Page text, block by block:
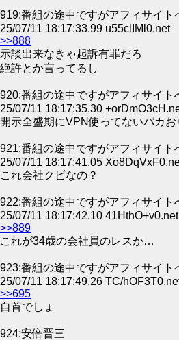
919:番組の途中ですがアフィサイト
25/07/11 18:17:33.99 u55clIMl0.net
>>888
示談出来なきゃ起訴有罪だろ
絶許とか言ってるし
920:番組の途中ですがアフィサイト
25/07/11 18:17:35.30
開示全盛期にVPN使ってないバカお
921:番組の途中ですがアフィサイト
25/07/11 18:17:41.05
これ会社クビなの？
922:番組の途中ですがアフィサイト
25/07/11 18:17:42.10 41HthO+v0.net
>>889
これが34歳の会社員のレスか…
923:番組の途中ですがアフィサイト
25/07/11 18:17:49.26 TC/
>>695
自首でしょ
924:安倍晋三